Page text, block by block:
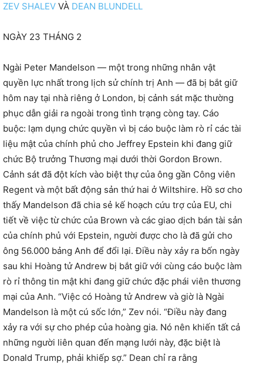
ZEV SHALEV VÀ DEAN BLUNDELL
NGÀY 23 THÁNG 2
Ngài Peter Mandelson — một trong những nhân vật
quyền lực nhất trong lịch sử chính trị Anh — đã bị bắt giữ
hôm nay tại nhà riêng ở London, bị cảnh sát mặc thường
phục dẫn giải ra ngoài trong tình trạng còng tay. Cáo
buộc: lạm dụng chức quyền vì bị cáo buộc làm rò rỉ các tài
liệu mật của chính phủ cho Jeffrey Epstein khi đang giữ
chức Bộ trưởng Thương mại dưới thời Gordon Brown.
Cảnh sát đã đột kích vào biệt thự của ông gần Công viên
Regent và một bất động sản thứ hai ở Wiltshire. Hồ sơ cho
thấy Mandelson đã chia sẻ kế hoạch cứu trợ của EU, chi
tiết về việc từ chức của Brown và các giao dịch bán tài sản
của chính phủ với Epstein, người được cho là đã gửi cho
ông 56.000 bảng Anh để đổi lại. Điều này xảy ra bốn ngày
sau khi Hoàng tử Andrew bị bắt giữ với cùng cáo buộc làm
rò rỉ thông tin mật khi đang giữ chức đặc phái viên thương
mại của Anh. “Việc có Hoàng tử Andrew và giờ là Ngài
Mandelson là một cú sốc lớn,” Zev nói. “Điều này đang
xảy ra với sự cho phép của hoàng gia. Nó nên khiến tất cả
những người liên quan đến mạng lưới này, đặc biệt là
Donald Trump, phải khiếp sợ.” Dean chỉ ra rằng